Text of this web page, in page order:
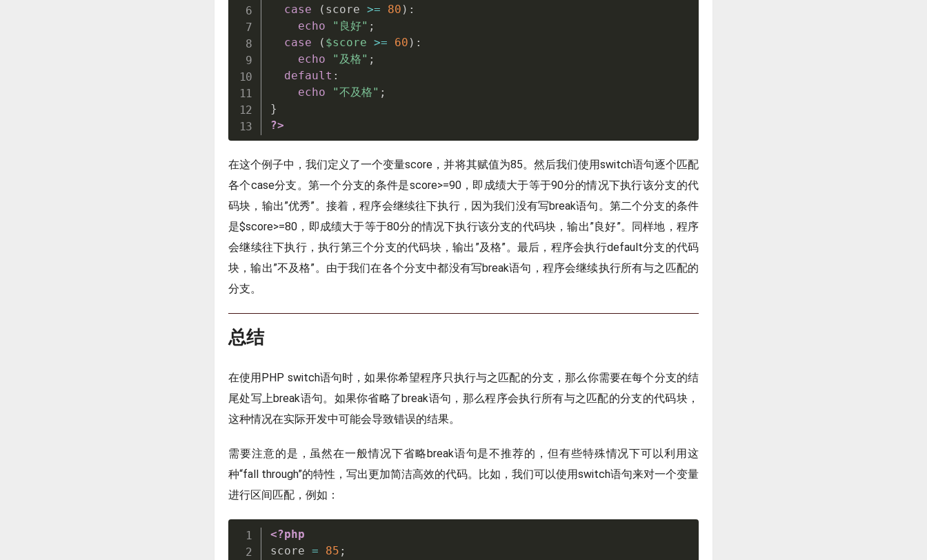
case
( score >= 80 ) :
echo
"良好" ;
case
( $score >= 60 ) :
echo
"及格" ;
default :
echo
"不及格" ;
}
?>
在这个例子中，我们定义了一个变量score，并将其赋值为85。然后我们使用switch语句逐个匹配
各个case分支。第一个分支的条件是score>=90，即成绩大于等于90分的情况下执行该分支的代
码块，输出”优秀”。接着，程序会继续往下执行，因为我们没有写break语句。第二个分支的条件
是$score>=80，即成绩大于等于80分的情况下执行该分支的代码块，输出”良好”。同样地，程序
会继续往下执行，执行第三个分支的代码块，输出”及格”。最后，程序会执行default分支的代码
块，输出”不及格”。由于我们在各个分支中都没有写break语句，程序会继续执行所有与之匹配的
分支。
总结
在使用PHP switch语句时，如果你希望程序只执行与之匹配的分支，那么你需要在每个分支的结
尾处写上break语句。如果你省略了break语句，那么程序会执行所有与之匹配的分支的代码块，
这种情况在实际开发中可能会导致错误的结果。
需要注意的是，虽然在一般情况下省略break语句是不推荐的，但有些特殊情况下可以利用这
种“fall through”的特性，写出更加简洁高效的代码。比如，我们可以使用switch语句来对一个变量
进行区间匹配，例如：
<?php
score = 85 ;